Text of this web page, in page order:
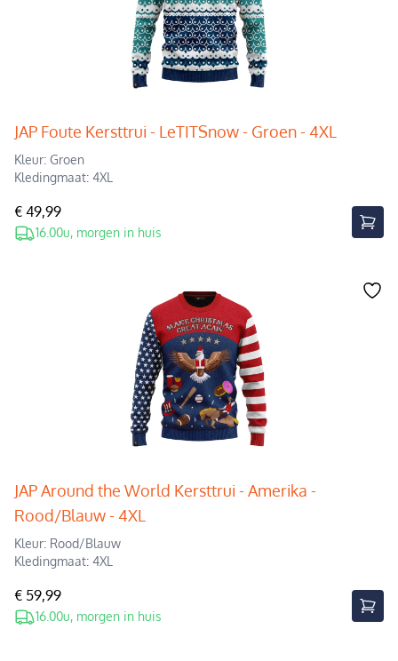
JAP Foute Kersttrui - LeTITSnow - Groen - 4XL
Kleur: Groen
Kledingmaat: 4XL
€ 49,99
16.00u, morgen in huis
JAP Around the World Kersttrui - Amerika -
Rood/Blauw - 4XL
Kleur: Rood/Blauw
Kledingmaat: 4XL
€ 59,99
16.00u, morgen in huis